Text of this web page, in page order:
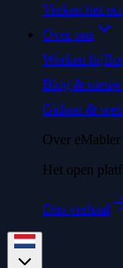
Verken het
Over ons
Werken bij
Blog &
Gidsen &
Over eMabler
Het open
Ons verhaal